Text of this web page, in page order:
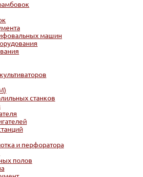
машин
станков
и перфоратора
полов